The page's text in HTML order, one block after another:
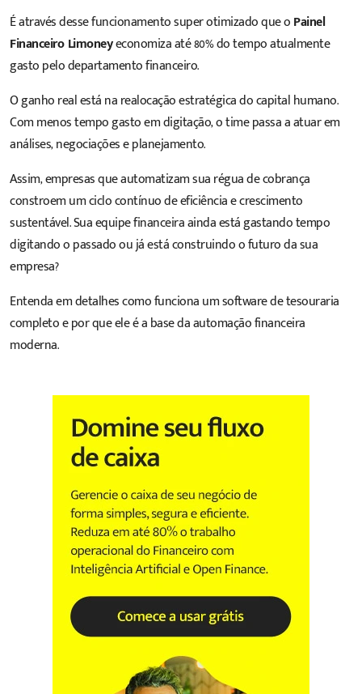
É através desse funcionamento super otimizado que oPainel
Financeiro Limoneyeconomiza até 80% do tempo atualmente
gasto pelo departamento financeiro.
O ganho real está na realocação estratégica do capital humano.
Com menos tempo gasto em digitação, o time passa a atuar em
análises, negociações e planejamento.
Assim, empresas que automatizam sua régua de cobrança
constroem um ciclo contínuo de eficiência e crescimento
sustentável. Sua equipe financeira ainda está gastando tempo
digitando o passado ou já está construindo o futuro da sua
empresa?
Entenda em detalhes como funciona um software de tesouraria
completo e por que ele é a base da automação financeira
moderna.